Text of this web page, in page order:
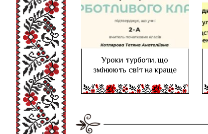
Уроки турботи, що
змінюють світ на краще